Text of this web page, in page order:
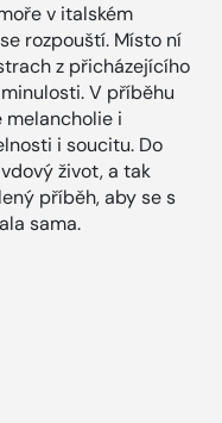
v italském
rozpouští. Místo ní
z přicházejícího
V příběhu
melancholie i
i soucitu. Do
život, a tak
příběh, aby se s
sama.